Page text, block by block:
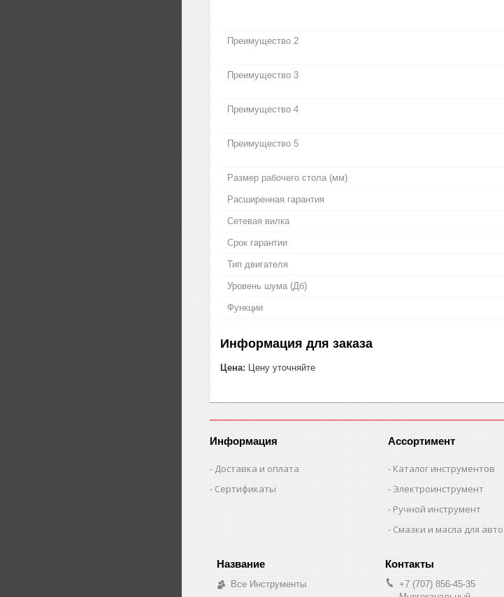
Преимущество 2
Преимущество 3
Преимущество 4
Преимущество 5
Размер рабочего стола (мм)
Расширенная гарантия
Сетевая вилка
Срок гарантии
Тип двигателя
Уровень шума (Дб)
Функции
Информация для заказа
Цена: Цену уточняйте
Информация
Доставка и оплата
Сертификаты
Ассортимент
Каталог инструментов
Электроинструмент
Ручной инструмент
Смазки и масла для
Все Инструменты
+7 (707) 856-45-35